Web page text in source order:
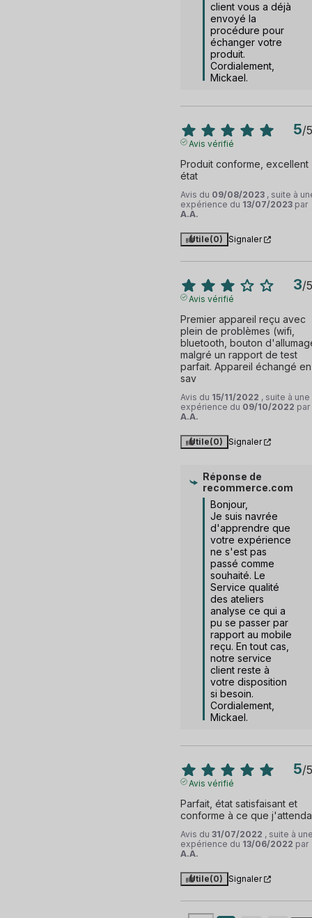
client vous a déjà
envoyé la
procédure pour
échanger votre
produit.
Cordialement,
Mickael.
5/5
Avis vérifié
Produit conforme, excellent
état
Avis du 09/08/2023 , suite à
expérience du 13/07/2023 par
A.A.
Utile(0) Signaler
3/5
Avis vérifié
Premier appareil reçu avec
plein de problèmes (wifi,
bluetooth, bouton
malgré un rapport de test
parfait. Appareil échangé en
sav
Avis du 15/11/2022 , suite à une
expérience du 09/10/2022 par
A.A.
Utile(0) Signaler
Réponse de
recommerce.com
Bonjour,
Je suis navrée
d'apprendre que
votre expérience
ne s'est pas
passé comme
souhaité. Le
Service qualité
des ateliers
analyse ce qui a
pu se passer par
rapport au mobile
reçu. En tout cas,
notre service
client reste à
votre disposition
si besoin.
Cordialement,
Mickael.
5/5
Avis vérifié
Parfait, état satisfaisant et
conforme à ce que
Avis du 31/07/2022 , suite à
expérience du 13/06/2022 par
A.A.
Utile(0) Signaler